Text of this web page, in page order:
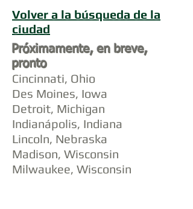
Volver a la búsqueda de la
ciudad
Próximamente, en breve,
pronto
Cincinnati, Ohio
Des Moines, Iowa
Detroit, Michigan
Indianápolis, Indiana
Lincoln, Nebraska
Madison, Wisconsin
Milwaukee, Wisconsin